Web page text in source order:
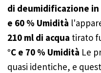
di deumidificazione
e 60 % Umidità
210 ml di acqua tirato
°C e 70 % Umidità Le
quasi identiche, e